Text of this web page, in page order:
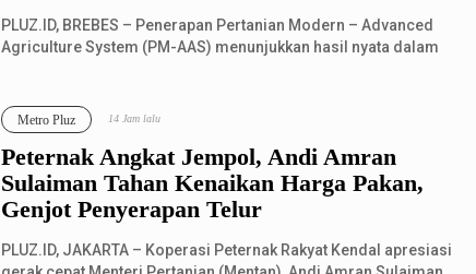
PLUZ.ID, BREBES – Penerapan Pertanian Modern – Advanced
Agriculture System (PM-AAS) menunjukkan hasil nyata dalam
Peternak Angkat Jempol, Andi Amran
Sulaiman Tahan Kenaikan Harga Pakan,
Genjot Penyerapan Telur
Metro Pluz 14 Jam lalu
PLUZ.ID, JAKARTA – Koperasi Peternak Rakyat Kendal apresiasi